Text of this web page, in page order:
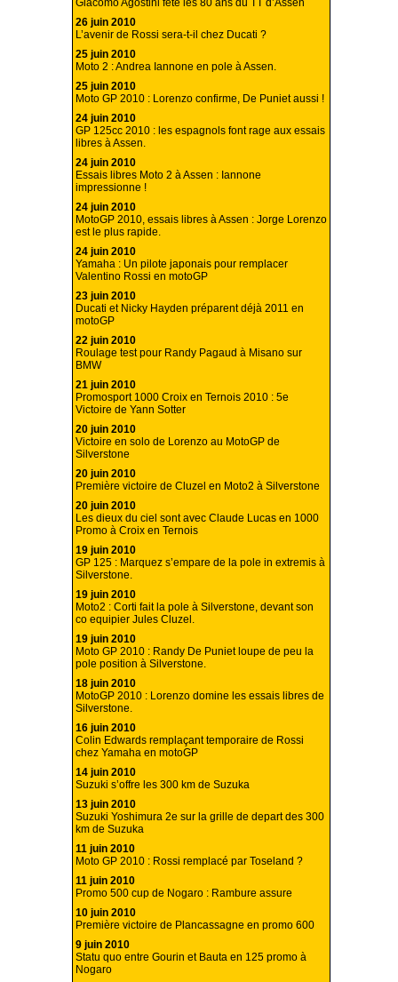
Giacomo Agostini fête les 80 ans du TT d’Assen
26 juin 2010
L’avenir de Rossi sera-t-il chez Ducati ?
25 juin 2010
Moto 2 : Andrea Iannone en pole à Assen.
25 juin 2010
Moto GP 2010 : Lorenzo confirme, De Puniet aussi !
24 juin 2010
GP 125cc 2010 : les espagnols font rage aux essais
libres à Assen.
24 juin 2010
Essais libres Moto 2 à Assen : Iannone
impressionne !
24 juin 2010
MotoGP 2010, essais libres à Assen : Jorge Lorenzo
est le plus rapide.
24 juin 2010
Yamaha : Un pilote japonais pour remplacer
Valentino Rossi en motoGP
23 juin 2010
Ducati et Nicky Hayden préparent déjà 2011 en
motoGP
22 juin 2010
Roulage test pour Randy Pagaud à Misano sur
BMW
21 juin 2010
Promosport 1000 Croix en Ternois 2010 : 5e
Victoire de Yann Sotter
20 juin 2010
Victoire en solo de Lorenzo au MotoGP de
Silverstone
20 juin 2010
Première victoire de Cluzel en Moto2 à Silverstone
20 juin 2010
Les dieux du ciel sont avec Claude Lucas en 1000
Promo à Croix en Ternois
19 juin 2010
GP 125 : Marquez s’empare de la pole in extremis à
Silverstone.
19 juin 2010
Moto2 : Corti fait la pole à Silverstone, devant son
co equipier Jules Cluzel.
19 juin 2010
Moto GP 2010 : Randy De Puniet loupe de peu la
pole position à Silverstone.
18 juin 2010
MotoGP 2010 : Lorenzo domine les essais libres de
Silverstone.
16 juin 2010
Colin Edwards remplaçant temporaire de Rossi
chez Yamaha en motoGP
14 juin 2010
Suzuki s’offre les 300 km de Suzuka
13 juin 2010
Suzuki Yoshimura 2e sur la grille de depart des 300
km de Suzuka
11 juin 2010
Moto GP 2010 : Rossi remplacé par Toseland ?
11 juin 2010
Promo 500 cup de Nogaro : Rambure assure
10 juin 2010
Première victoire de Plancassagne en promo 600
9 juin 2010
Statu quo entre Gourin et Bauta en 125 promo à
Nogaro